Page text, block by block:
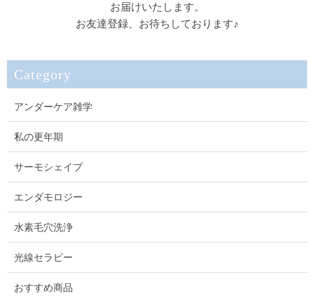
お届けいたします。
お友達登録、お待ちしております♪
Category
アンダーケア雑学
私の更年期
サーモシェイプ
エンダモロジー
水素毛穴洗浄
光線セラピー
おすすめ商品